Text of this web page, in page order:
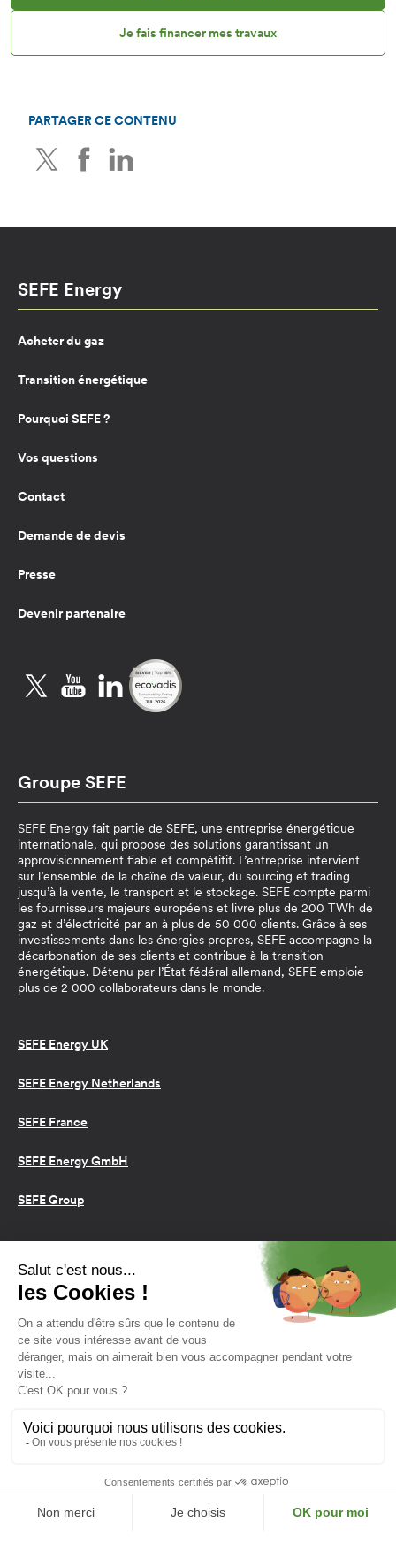
Je fais financer mes travaux
PARTAGER CE CONTENU
TwitterFacebook
SEFE Energy
Acheter du gaz
Transition énergétique
Pourquoi SEFE ?
Vos questions
Contact
Demande de devis
Presse
Devenir partenaire
TwitterYouTubeLinkedIn
Groupe SEFE
SEFE Energy fait partie de SEFE, une entreprise énergétique
internationale, qui propose des solutions garantissant un
approvisionnement fiable et compétitif. L’entreprise intervient
sur l’ensemble de la chaîne de valeur, du sourcing et trading
jusqu’à la vente, le transport et le stockage. SEFE compte parmi
les fournisseurs majeurs européens et livre plus de 200 TWh de
gaz et d’électricité par an à plus de 50 000 clients. Grâce à ses
investissements dans les énergies propres, SEFE accompagne la
décarbonation de ses clients et contribue à la transition
énergétique. Détenu par l’État fédéral allemand, SEFE emploie
plus de 2 000 collaborateurs dans le monde.
SEFE Energy UK
SEFE Energy Netherlands
SEFE France
SEFE Energy GmbH
SEFE Group
Conditions d’utilisation
Cookies
2026 SEFE Energy159 rue Anatole France, 92309
Levallois-Perret, France
L'énergie est notre avenir, économisons-la